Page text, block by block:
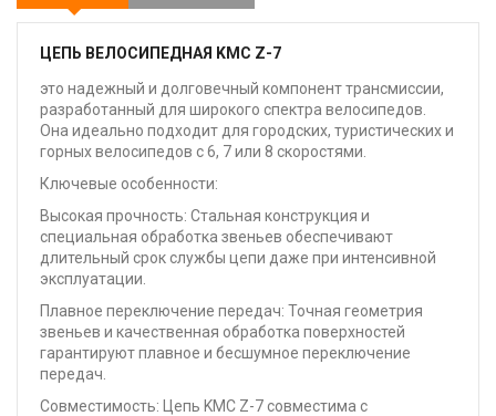
ЦЕПЬ ВЕЛОСИПЕДНАЯ KMC Z-7
это надежный и долговечный компонент трансмиссии,
разработанный для широкого спектра велосипедов.
Она идеально подходит для городских, туристических и
горных велосипедов с 6, 7 или 8 скоростями.
Ключевые особенности:
Высокая прочность: Стальная конструкция и
специальная обработка звеньев обеспечивают
длительный срок службы цепи даже при интенсивной
эксплуатации.
Плавное переключение передач: Точная геометрия
звеньев и качественная обработка поверхностей
гарантируют плавное и бесшумное переключение
передач.
Совместимость: Цепь KMC Z-7 совместима с